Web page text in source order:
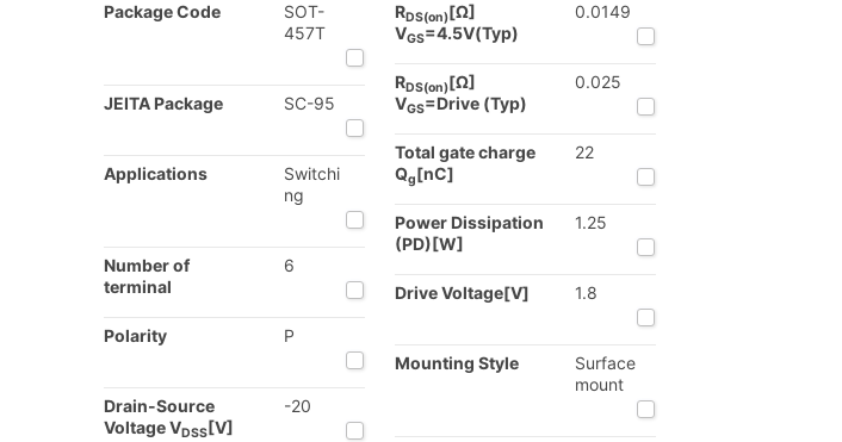
Package Code
SOT-
457T
JEITA Package SC-95
Applications
Switchi
ng
Number of
terminal
6
Polarity P
Drain-Source
Voltage VDSS[V]
-20
RDS(on)[Ω]
VGS=4.5V(Typ)
0.0149
RDS(on)[Ω]
VGS=Drive (Typ)
0.025
Total gate charge
Qg[nC]
22
Power Dissipation
(PD)[W]
1.25
Drive Voltage[V] 1.8
Mounting Style
Surface
mount